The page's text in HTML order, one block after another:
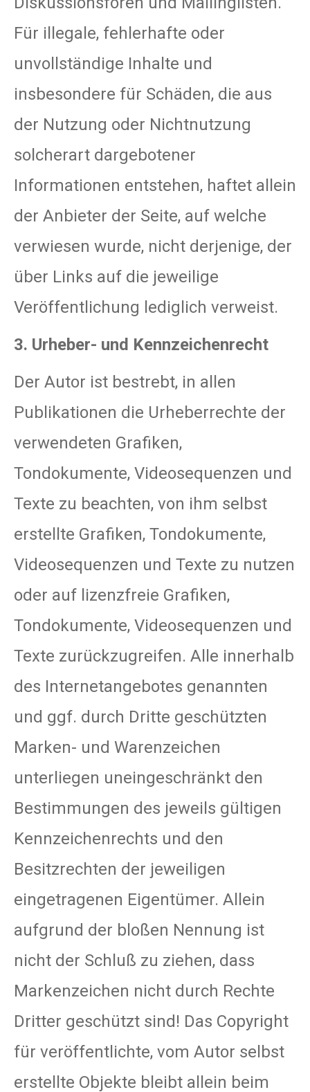
Für illegale, fehlerhafte oder
unvollständige Inhalte und
insbesondere für Schäden, die aus
der Nutzung oder Nichtnutzung
solcherart dargebotener
Informationen entstehen, haftet allein
der Anbieter der Seite, auf welche
verwiesen wurde, nicht derjenige, der
über Links auf die jeweilige
Veröffentlichung lediglich verweist.
3. Urheber- und Kennzeichenrecht
Der Autor ist bestrebt, in allen
Publikationen die Urheberrechte der
verwendeten Grafiken,
Tondokumente, Videosequenzen und
Texte zu beachten, von ihm selbst
erstellte Grafiken, Tondokumente,
Videosequenzen und Texte zu nutzen
oder auf lizenzfreie Grafiken,
Tondokumente, Videosequenzen und
Texte zurückzugreifen. Alle innerhalb
des Internetangebotes genannten
und ggf. durch Dritte geschützten
Marken- und Warenzeichen
unterliegen uneingeschränkt den
Bestimmungen des jeweils gültigen
Kennzeichenrechts und den
Besitzrechten der jeweiligen
eingetragenen Eigentümer. Allein
aufgrund der bloßen Nennung ist
nicht der Schluß zu ziehen, dass
Markenzeichen nicht durch Rechte
Dritter geschützt sind! Das Copyright
für veröffentlichte, vom Autor selbst
erstellte Objekte bleibt allein beim